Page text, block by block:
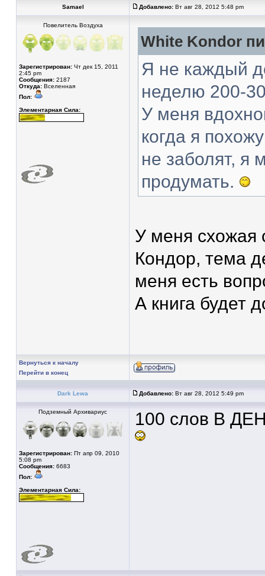
Samael Добавлено: Вт авг 28, 2012 5:48 pm
Повелитель Воздуха
Зарегистрирован: Чт дек 15, 2011
2:45 pm
Сообщения: 2187
Откуда: Вселенная
Пол:
Элементарная Сила:
White Kondor
Я не каждый
неделю 200-
У меня
когда я
не заболят, я
продумать.
У меня схожая
Кондор, тема
меня есть
А книга будет
Вернуться к началу
Перейти в конец
Dark Lewa Добавлено: Вт авг 28, 2012 5:49 pm
Подземный Архивариус
Зарегистрирован: Пт апр 09, 2010
5:08 pm
Сообщения: 6683
Пол:
Элементарная Сила:
100 слов В